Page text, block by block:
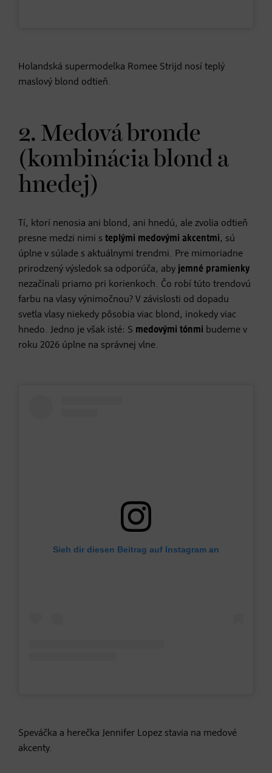
Holandská supermodelka Romee Strijd nosí teplý
maslový blond odtieň.
2. Medová bronde
(kombinácia blond a
hnedej)
Tí, ktorí nenosia ani blond, ani hnedú, ale zvolia odtieň
presne medzi nimi s teplými medovými akcentmi, sú
úplne v súlade s aktuálnymi trendmi. Pre mimoriadne
prirodzený výsledok sa odporúča, aby jemné pramienky
nezačínali priamo pri korienkoch. Čo robí túto trendovú
farbu na vlasy výnimočnou? V závislosti od dopadu
svetla vlasy niekedy pôsobia viac blond, inokedy viac
hnedo. Jedno je však isté: S medovými tónmi budeme v
roku 2026 úplne na správnej vlne.
Sieh dir diesen Beitrag auf Instagram an
Speváčka a herečka Jennifer Lopez stavia na medové
akcenty.